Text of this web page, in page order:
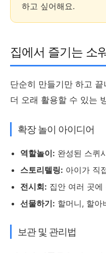
하고 싶어해요.
집에서 즐기는 소
단순히 만들기만 하고
더 오래 활용할 수 있는
확장 놀이 아이디어
역할놀이: 완성된 스퀴
스토리텔링: 아이가 직
전시회: 집안 여러 곳에
선물하기: 할머니, 할아
보관 및 관리법